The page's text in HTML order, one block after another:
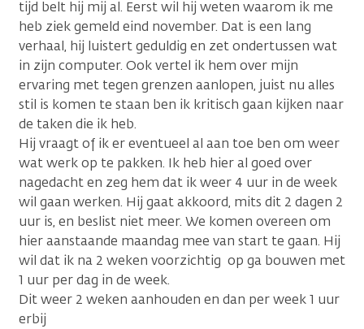
tijd belt hij mij al. Eerst wil hij weten waarom ik me
heb ziek gemeld eind november. Dat is een lang
verhaal, hij luistert geduldig en zet ondertussen wat
in zijn computer. Ook vertel ik hem over mijn
ervaring met tegen grenzen aanlopen, juist nu alles
stil is komen te staan ben ik kritisch gaan kijken naar
de taken die ik heb.
Hij vraagt of ik er eventueel al aan toe ben om weer
wat werk op te pakken. Ik heb hier al goed over
nagedacht en zeg hem dat ik weer 4 uur in de week
wil gaan werken. Hij gaat akkoord, mits dit 2 dagen 2
uur is, en beslist niet meer. We komen overeen om
hier aanstaande maandag mee van start te gaan. Hij
wil dat ik na 2 weken voorzichtig op ga bouwen met
1 uur per dag in de week.
Dit weer 2 weken aanhouden en dan per week 1 uur
erbij